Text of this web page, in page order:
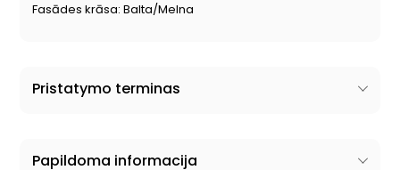
Fasādes krāsa: Balta/Melna
Pristatymo terminas
Papildoma informacija